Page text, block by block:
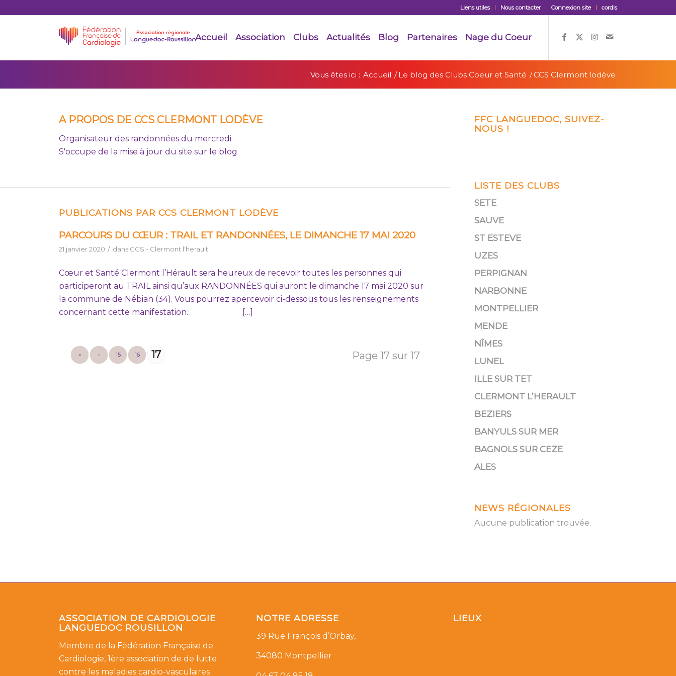
Liens utiles Nous contacter Connexion site cordis
Accueil Association Clubs Actualités Blog Partenaires Nage du Coeur
Vous êtes ici : Accueil / Le blog des Clubs Coeur et Santé / CCS Clermont lodève
A PROPOS DECCS CLERMONT LODÈVE
Organisateur des randonnées du mercredi
S'occupe de la mise à jour du site sur le blog
PUBLICATIONS PAR CCS CLERMONT LODÈVE
PARCOURS DU CŒUR : TRAIL ET RANDONNÉES, LE DIMANCHE 17 MAI 2020
21 janvier 2020 / dans CCS - Clermont l'herault
Cœur et Santé Clermont l’Hérault sera heureux de recevoir toutes les personnes qui
participeront au TRAIL ainsi qu’aux RANDONNÉES qui auront le dimanche 17 mai 2020 sur
la commune de Nébian (34). Vous pourrez apercevoir ci-dessous tous les renseignements
concernant cette manifestation. […]
Page 17 sur 17
« ‹ 15 16 17
FFC LANGUEDOC, SUIVEZ-
NOUS !
LISTE DES CLUBS
SETE
SAUVE
ST ESTEVE
UZES
PERPIGNAN
NARBONNE
MONTPELLIER
MENDE
NÎMES
LUNEL
ILLE SUR TET
CLERMONT L’HERAULT
BEZIERS
BANYULS SUR MER
BAGNOLS SUR CEZE
ALES
NEWS RÉGIONALES
Aucune publication trouvée.
ASSOCIATION DE CARDIOLOGIE
LANGUEDOC ROUSILLON
Membre de la Fédération Française de
Cardiologie, 1ère association de de lutte
contre les maladies cardio-vasculaires
NOTRE ADRESSE
39 Rue François d’Orbay,
34080 Montpellier
LIEUX